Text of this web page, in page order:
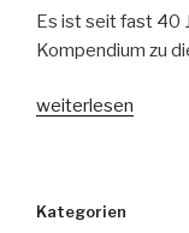
Es ist seit fast 40
Kompendium zu
„Neuerscheinung:
Aufstände“
weiterlesen
Kategorien